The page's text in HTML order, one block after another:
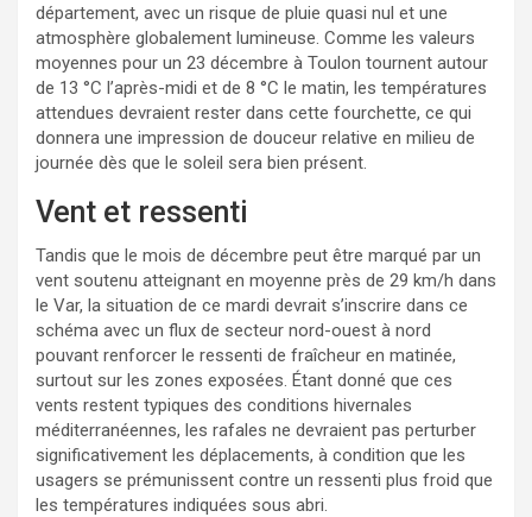
département, avec un risque de pluie quasi nul et une
atmosphère globalement lumineuse. Comme les valeurs
moyennes pour un 23 décembre à Toulon tournent autour
de 13 °C l’après-midi et de 8 °C le matin, les températures
attendues devraient rester dans cette fourchette, ce qui
donnera une impression de douceur relative en milieu de
journée dès que le soleil sera bien présent.
Vent et ressenti
Tandis que le mois de décembre peut être marqué par un
vent soutenu atteignant en moyenne près de 29 km/h dans
le Var, la situation de ce mardi devrait s’inscrire dans ce
schéma avec un flux de secteur nord-ouest à nord
pouvant renforcer le ressenti de fraîcheur en matinée,
surtout sur les zones exposées. Étant donné que ces
vents restent typiques des conditions hivernales
méditerranéennes, les rafales ne devraient pas perturber
significativement les déplacements, à condition que les
usagers se prémunissent contre un ressenti plus froid que
les températures indiquées sous abri.